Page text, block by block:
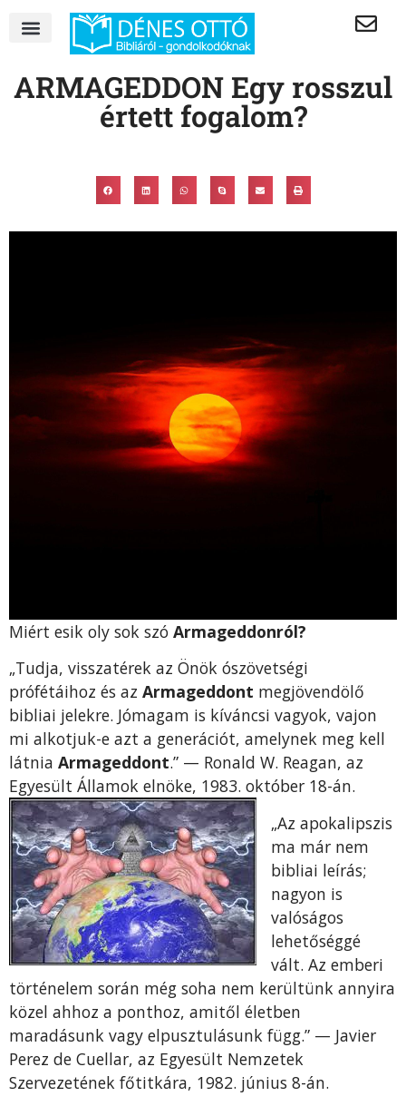
ARMAGEDDON Egy rosszul
értett fogalom?
Miért esik oly sok szó Armageddonról?
„Tudja, visszatérek az Önök ószövetségi
prófétáihoz és az Armageddont megjövendölő
bibliai jelekre. Jómagam is kíváncsi vagyok, vajon
mi alkotjuk-e azt a generációt, amelynek meg kell
látnia Armageddont.” — Ronald W. Reagan, az
Egyesült Államok elnöke, 1983. október 18-án.
„Az apokalipszis
ma már nem
bibliai leírás;
nagyon is
valóságos
lehetőséggé
vált. Az emberi
történelem során még soha nem kerültünk annyira
közel ahhoz a ponthoz, amitől életben
maradásunk vagy elpusztulásunk függ.” — Javier
Perez de Cuellar, az Egyesült Nemzetek
Szervezetének főtitkára, 1982. június 8-án.